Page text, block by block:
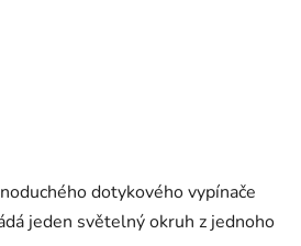
dotykového vypínače
jeden světelný okruh z jednoho